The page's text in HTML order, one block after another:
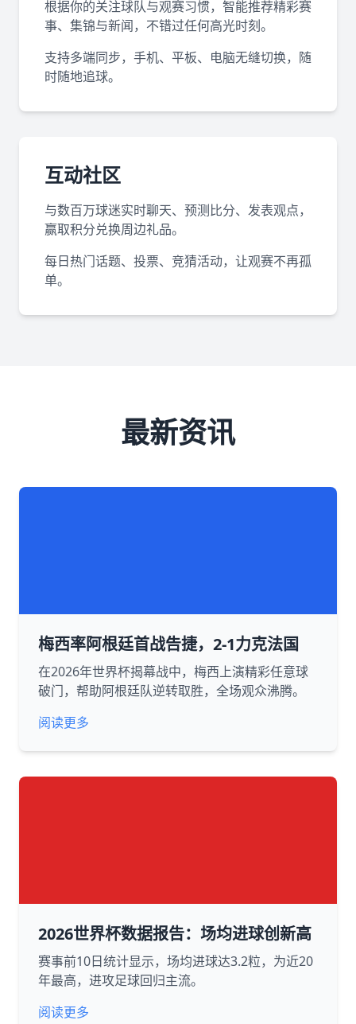
根据你的关注球队与观赛习惯，智能推荐精彩赛
事、集锦与新闻，不错过任何高光时刻。
支持多端同步，手机、平板、电脑无缝切换，随
时随地追球。
互动社区
与数百万球迷实时聊天、预测比分、发表观点，
赢取积分兑换周边礼品。
每日热门话题、投票、竞猜活动，让观赛不再孤
单。
最新资讯
梅西率阿根廷首战告捷，2-1力克法国
在2026年世界杯揭幕战中，梅西上演精彩任意球
破门，帮助阿根廷队逆转取胜，全场观众沸腾。
阅读更多
2026世界杯数据报告：场均进球创新高
赛事前10日统计显示，场均进球达3.2粒，为近20
年最高，进攻足球回归主流。
阅读更多